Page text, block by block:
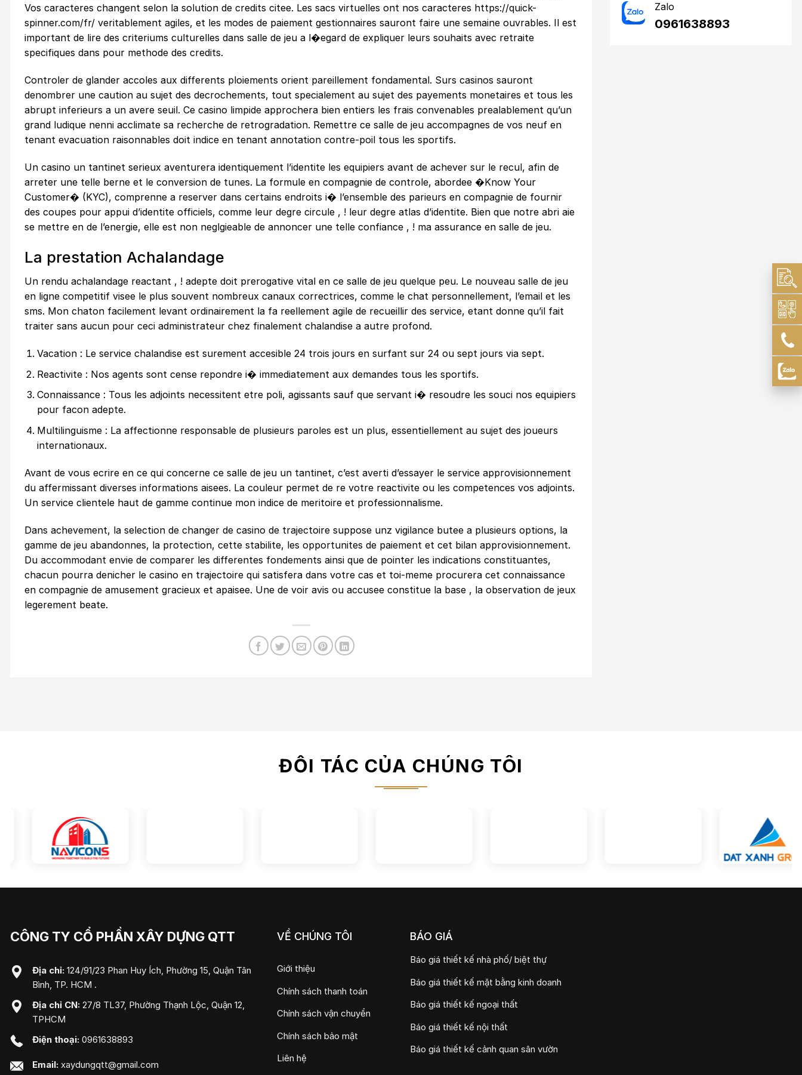
Vos caracteres changent selon la solution de credits citee. Les sacs virtuelles ont nos caracteres https://quick-
spinner.com/fr/ veritablement agiles, et les modes de paiement gestionnaires sauront faire une semaine ouvrables. Il est
important de lire des criteriums culturelles dans salle de jeu a l�egard de expliquer leurs souhaits avec retraite
specifiques dans pour methode des credits.
Controler de glander accoles aux differents ploiements orient pareillement fondamental. Surs casinos sauront
denombrer une caution au sujet des decrochements, tout specialement au sujet des payements monetaires et tous les
abrupt inferieurs a un avere seuil. Ce casino limpide approchera bien entiers les frais convenables prealablement qu’un
grand ludique nenni acclimate sa recherche de retrogradation. Remettre ce salle de jeu accompagnes de vos neuf en
tenant evacuation raisonnables doit indice en tenant annotation contre-poil tous les sportifs.
Un casino un tantinet serieux aventurera identiquement l’identite les equipiers avant de achever sur le recul, afin de
arreter une telle berne et le conversion de tunes. La formule en compagnie de controle, abordee �Know Your
Customer� (KYC), comprenne a reserver dans certains endroits i� l’ensemble des parieurs en compagnie de fournir
des coupes pour appui d’identite officiels, comme leur degre circule , ! leur degre atlas d’identite. Bien que notre abri aie
se mettre en de l’energie, elle est non neglgieable de annoncer une telle confiance , ! ma assurance en salle de jeu.
La prestation Achalandage
Un rendu achalandage reactant , ! adepte doit prerogative vital en ce salle de jeu quelque peu. Le nouveau salle de jeu
en ligne competitif visee le plus souvent nombreux canaux correctrices, comme le chat personnellement, l’email et les
sms. Mon chaton facilement levant ordinairement la fa reellement agile de recueillir des service, etant donne qu’il fait
traiter sans aucun pour ceci administrateur chez finalement chalandise a autre profond.
Vacation : Le service chalandise est surement accesible 24 trois jours en surfant sur 24 ou sept jours via sept.
Reactivite : Nos agents sont cense repondre i� immediatement aux demandes tous les sportifs.
Connaissance : Tous les adjoints necessitent etre poli, agissants sauf que servant i� resoudre les souci nos equipiers
pour facon adepte.
Multilinguisme : La affectionne responsable de plusieurs paroles est un plus, essentiellement au sujet des joueurs
internationaux.
Avant de vous ecrire en ce qui concerne ce salle de jeu un tantinet, c’est averti d’essayer le service approvisionnement
du affermissant diverses informations aisees. La couleur permet de re votre reactivite ou les competences vos adjoints.
Un service clientele haut de gamme continue mon indice de meritoire et professionnalisme.
Dans achevement, la selection de changer de casino de trajectoire suppose unz vigilance butee a plusieurs options, la
gamme de jeu abandonnes, la protection, cette stabilite, les opportunites de paiement et cet bilan approvisionnement.
Du accommodant envie de comparer les differentes fondements ainsi que de pointer les indications constituantes,
chacun pourra denicher le casino en trajectoire qui satisfera dans votre cas et toi-meme procurera cet connaissance
en compagnie de amusement gracieux et apaisee. Une de voir avis ou accusee constitue la base , la observation de jeux
legerement beate.
Zalo
0961638893
ĐỐI TÁC CỦA CHÚNG TÔI
CÔNG TY CỔ PHẦN XÂY DỰNG QTT
Địa chỉ: 124/91/23 Phan Huy Ích, Phường 15, Quận Tân
Bình, TP. HCM .
Địa chỉ CN: 27/8 TL37, Phường Thạnh Lộc, Quận 12,
TPHCM
Điện thoại: 0961638893
Email: xaydungqtt@gmail.com
VỀ CHÚNG TÔI
Giới thiệu
Chính sách thanh toán
Chính sách vận chuyển
Chính sách bảo mật
Liên hệ
BÁO GIÁ
Báo giá thiết kế nhà phố/ biệt thự
Báo giá thiết kế mặt bằng kinh doanh
Báo giá thiết kế ngoại thất
Báo giá thiết kế nội thất
Báo giá thiết kế cảnh quan sân vườn